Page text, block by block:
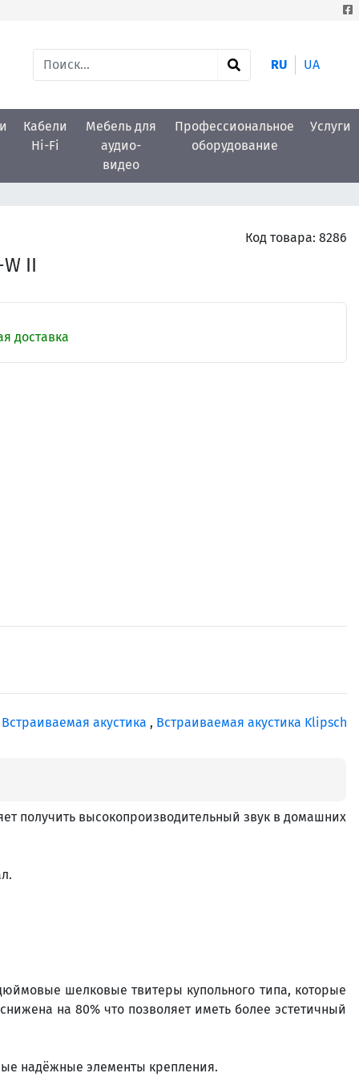
RU UA
Кабели
Hi-Fi
Мебель для
аудио-
видео
Профессиональное
оборудование
Услуги
Код товара: 8286
II
доставка
Встраиваемая акустика , Встраиваемая акустика Klipsch
получить высокопроизводительный звук в домашних
шелковые твитеры купольного типа, которые
на 80% что позволяет иметь более эстетичный
надёжные элементы крепления.